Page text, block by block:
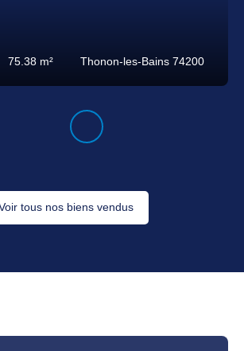
75.38 m² Thonon-les-Bains 74200
tous nos biens vendus